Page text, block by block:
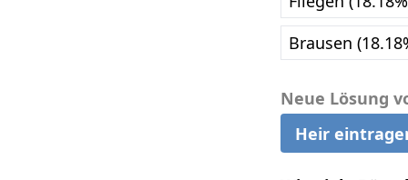
Brausen
Neue Lösung
Heir